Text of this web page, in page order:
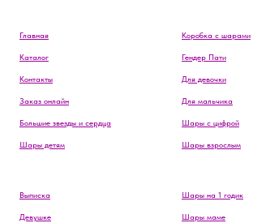
Главная
Каталог
Контакты
Заказ онлайн
Большие звезды и сердца
Шары детям
Коробка с шарами
Гендер Пати
Для девочки
Для мальчика
Шары с цифрой
Шары взрослым
Выписка
Девушке
Шары на 1 годик
Шары маме